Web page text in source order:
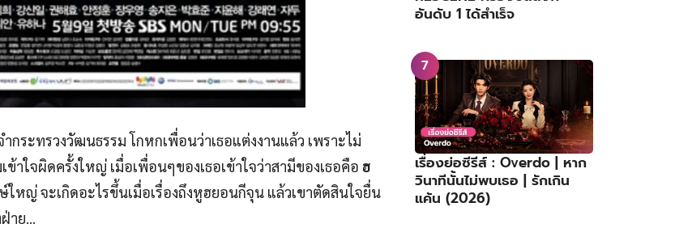
กระทรวงวัฒนธรรม โกหกเพื่อนว่าเธอแต่งงานแล้ว เพราะไม่
าใจผิดครั้งใหญ่ เมื่อเพื่อนๆของเธอเข้าใจว่าสามีของเธอคือ ฮ
ใหญ่ จะเกิดอะไรขึ้นเมื่อเรื่องถึงหูฮยอนกีจุน แล้วเขาตัดสินใจยื่น
าย…
อันดับ 1 ได้สำเร็จ
เรื่องย่อซีรีส์ : Overdo | หาก
วินาทีนั้นไม่พบเธอ | รักเกิน
แค้น (2026)